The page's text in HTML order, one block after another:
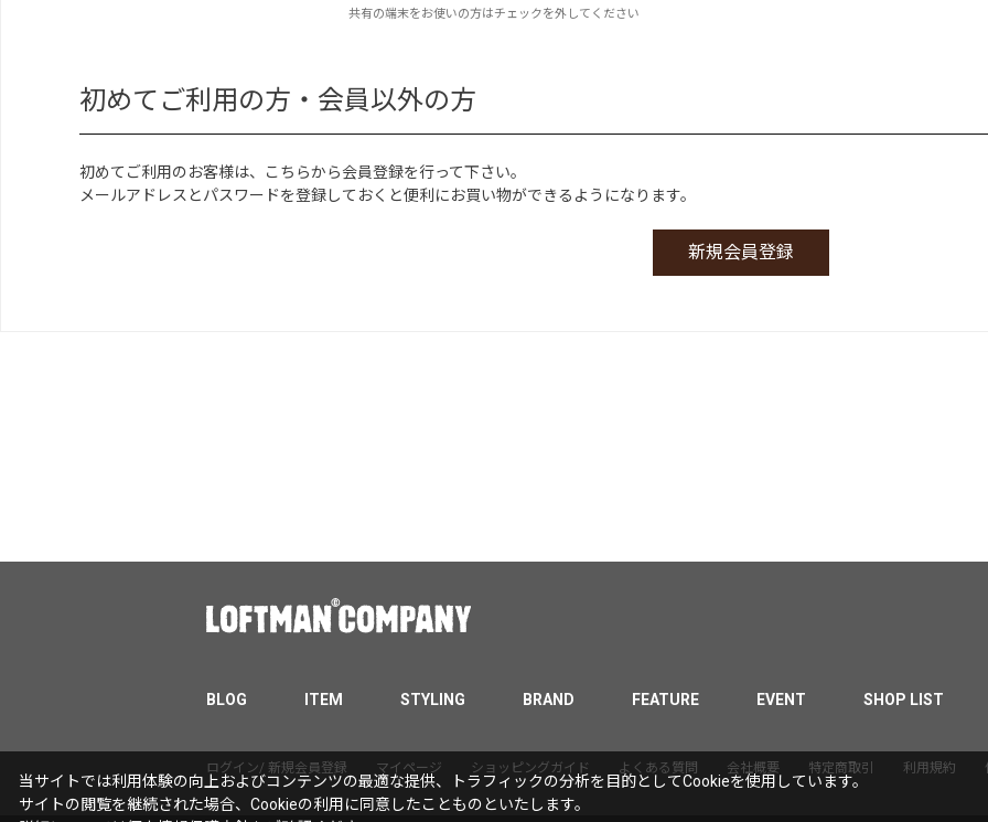
共有の端末をお使いの方はチェックを外してください
初めてご利用の方・会員以外の方
初めてご利用のお客様は、こちらから会員登録を行って下さい。
メールアドレスとパスワードを登録しておくと便利にお買い物ができるようになります。
BLOG ITEM STYLING BRAND FEATURE EVENT SHOP LIST
ログイン/ 新規会員登録 マイページ ショッピングガイド よくある質問 会社概要 特定商取引 利用規約
当サイトでは利用体験の向上およびコンテンツの最適な提供、トラフィックの分析を目的としてCookieを使用しています。
サイトの閲覧を継続された場合、Cookieの利用に同意したことものといたします。